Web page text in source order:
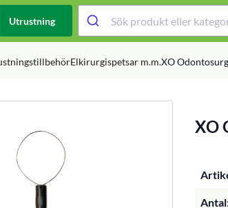
Utrustning
Elkirurgispetsar m.m.XO
XO